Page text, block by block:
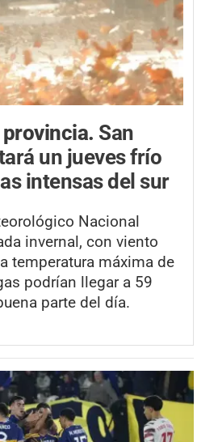
provincia. San
un jueves frío
intensas del sur
Nacional
invernal, con viento
temperatura máxima de
podrían llegar a 59
parte del día.